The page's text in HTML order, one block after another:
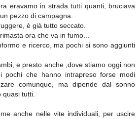
eravamo in strada tutti quanti, bruciava
pezzo di campagna.
è già tutto seccato.
ora che va in fumo...
e ricerco, ma pochi si sono aggiunti
e presto anche ,dove stiamo oggi non
pochi che hanno intrapreso forse modi
comunque, ma dipende dal sonno
tutti.
anche nelle vite individuali, per uscire